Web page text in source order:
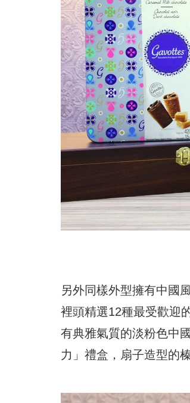
另外同樣外型擁有中國
裡頭精選12種最受歡迎
有典雅氣質的淡粉色中
力」禮盒，扇子造型的